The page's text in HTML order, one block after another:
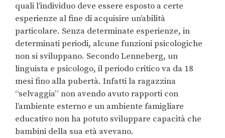
quali l’individuo deve essere esposto a certe
esperienze al fine di acquisire un’abilità
particolare. Senza determinate esperienze, in
determinati periodi, alcune funzioni psicologiche
non si sviluppano. Secondo Lenneberg, un
linguista e psicologo, il periodo critico va da 18
mesi fino alla pubertà. Infatti la ragazzina
“selvaggia” non avendo avuto rapporti con
l’ambiente esterno e un ambiente famigliare
educativo non ha potuto sviluppare capacità che
bambini della sua età avevano.